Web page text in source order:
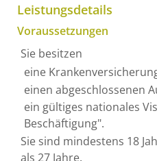
Leistungsdetails
Voraussetzungen
Sie besitzen
eine
einen abgeschlossenen
ein gültiges nationales
Beschäftigung".
Sie sind mindestens 18
als 27 Jahre.